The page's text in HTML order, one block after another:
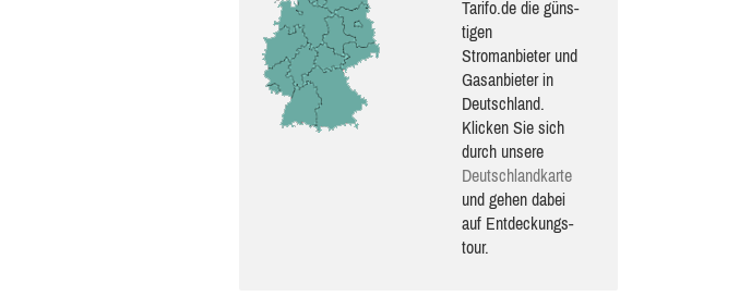
Tarifo.de die güns­
ti­gen
Stromanbieter und
Gasanbieter in
Deutschland.
Klicken Sie sich
durch unsere
Deutsch­land­karte
und gehen dabei
auf Ent­de­ckungs­
tour.